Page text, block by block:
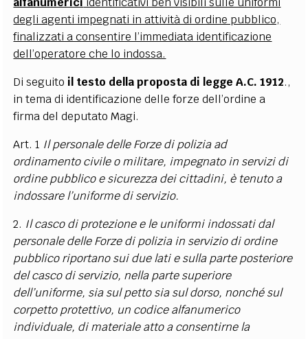
degli agenti impegnati in attività di ordine pubblico,
finalizzati a consentire l’immediata identificazione
dell’operatore che lo indossa.
Di seguito il testo della proposta di legge A.C. 1912.,
in tema di identificazione delle forze dell’ordine a
firma del deputato Magi.
Art. 1 Il personale delle Forze di polizia ad
ordinamento civile o militare, impegnato in servizi di
ordine pubblico e sicurezza dei cittadini, è tenuto a
indossare l’uniforme di servizio.
2. Il casco di protezione e le uniformi indossati dal
personale delle Forze di polizia in servizio di ordine
pubblico riportano sui due lati e sulla parte posteriore
del casco di servizio, nella parte superiore
dell’uniforme, sia sul petto sia sul dorso, nonché sul
corpetto protettivo, un codice alfanumerico
individuale, di materiale atto a consentirne la